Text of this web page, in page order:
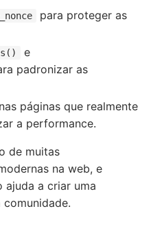
para proteger as
e
padronizar as
páginas que realmente
a performance.
de muitas
na web, e
ajuda a criar uma